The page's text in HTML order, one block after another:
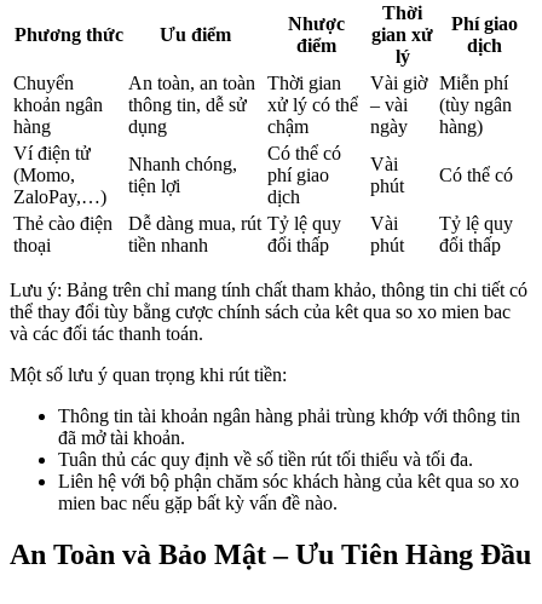
Phương thức Ưu điểm
Nhược
điểm
Thời
gian xử
lý
Phí giao
dịch
Chuyển
khoản ngân
hàng
An toàn, an toàn
thông tin, dễ sử
dụng
Thời gian
xử lý có thể
chậm
Vài giờ
– vài
ngày
Miễn phí
(tùy ngân
hàng)
Ví điện tử
(Momo,
ZaloPay,…)
Nhanh chóng,
tiện lợi
Có thể có
phí giao
dịch
Vài
phút
Có thể có
Thẻ cào điện
thoại
Dễ dàng mua, rút
tiền nhanh
Tỷ lệ quy
đổi thấp
Vài
phút
Tỷ lệ quy
đổi thấp
Lưu ý: Bảng trên chỉ mang tính chất tham khảo, thông tin chi tiết có
thể thay đổi tùy bằng cược chính sách của kêt qua so xo mien bac
và các đối tác thanh toán.
Một số lưu ý quan trọng khi rút tiền:
Thông tin tài khoản ngân hàng phải trùng khớp với thông tin
đã mở tài khoản.
Tuân thủ các quy định về số tiền rút tối thiểu và tối đa.
Liên hệ với bộ phận chăm sóc khách hàng của kêt qua so xo
mien bac nếu gặp bất kỳ vấn đề nào.
An Toàn và Bảo Mật – Ưu Tiên Hàng Đầu